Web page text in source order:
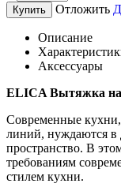
Купить Отложить
Описание
Аксессуары
ELICA Вытяжка
Современные
линий, нуждаются в
пространство. В
требованиям
стилем кухни.